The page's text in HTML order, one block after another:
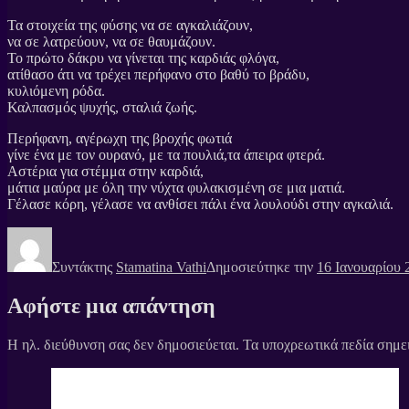
Τα στοιχεία της φύσης να σε αγκαλιάζουν,
να σε λατρεύουν, να σε θαυμάζουν.
Το πρώτο δάκρυ να γίνεται της καρδιάς φλόγα,
ατίθασο άτι να τρέχει περήφανο στο βαθύ το βράδυ,
κυλιόμενη ρόδα.
Καλπασμός ψυχής, σταλιά ζωής.
Περήφανη, αγέρωχη της βροχής φωτιά
γίνε ένα με τον ουρανό, με τα πουλιά,τα άπειρα φτερά.
Αστέρια για στέμμα στην καρδιά,
μάτια μαύρα με όλη την νύχτα φυλακισμένη σε μια ματιά.
Γέλασε κόρη, γέλασε να ανθίσει πάλι ένα λουλούδι στην αγκαλιά.
Συντάκτης Stamatina VathiΔημοσιεύτηκε την 16 Ιανουαρίου
Αφήστε μια απάντηση
Η ηλ. διεύθυνση σας δεν δημοσιεύεται. Τα υποχρεωτικά πεδία